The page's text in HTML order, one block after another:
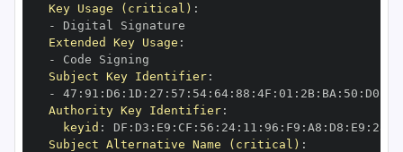
Key Usage (critical) :
-
Extended Key Usage :
-
Subject Key Identifier:
-
47 : 91 : D6 : 1D : 27 : 57 : 54: 64: 88 : 4F : 01 : 2B: BA : 50 : D0
Authority Key Identifier:
keyid : DF : D3 : E9 : CF : 56 : 24: 11 : 96 : F9 : A8 : D8 : E9 : 28
Subject Alternative Name (critical) :